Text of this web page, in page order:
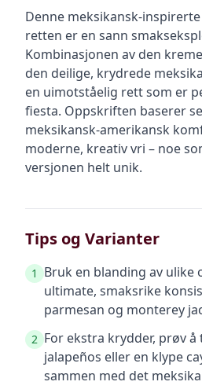
Denne meksikansk-
retten er en sann
Kombinasjonen av den
den deilige, krydrede
en uimotståelig rett som er
fiesta. Oppskriften baserer
meksikansk-amerikansk
moderne, kreativ vri – noe
versjonen helt unik.
Tips og Varianter
1
Bruk en blanding av ulike
ultimate, smaksrike
parmesan og monterey
2 For ekstra krydder, prøv
jalapeños eller en klype
sammen med det